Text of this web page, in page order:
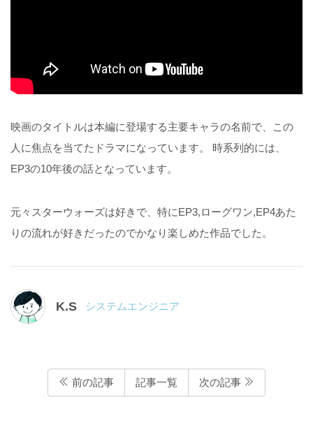
映画のタイトルは本編に登場する主要キャラの名前で、この
人に焦点を当てたドラマになっています。 時系列的には、
EP3の10年後の話となっています。
元々スターウォーズは好きで、特にEP3,ローグワン,EP4あた
りの流れが好きだったのでかなり楽しめた作品でした。
K.S システムエンジニア
前の記事 記事一覧 次の記事